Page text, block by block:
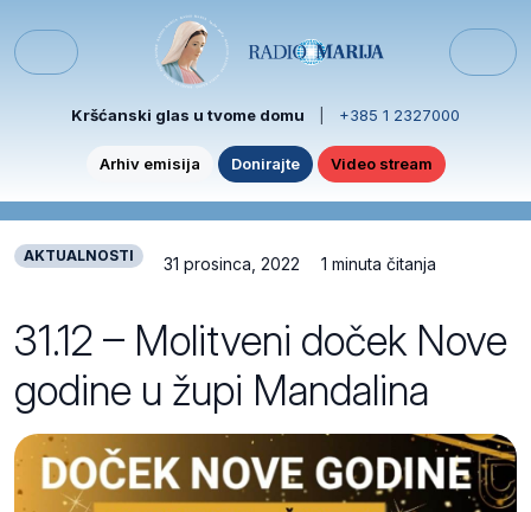
Menu
Kršćanski glas u tvome domu +385 1 2327000
Arhiv emisija Donirajte Video stream
AKTUALNOSTI 31 prosinca, 2022 1 minuta čitanja
31.12 – Molitveni doček Nove
godine u župi Mandalina